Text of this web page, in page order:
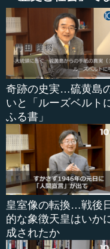
●引退後も求められ
ーシップ
ある時に1回だけ公の
っとした、さまざまな
いることがあったので
ていった時に、何か意
それはともかくとして
ィアヌスのリーダーシ
な資質を知っています
アヌスさま、もう一度
だけませんでしょうか
う一回立ち上がっても
しかし、彼は「私は引
奇跡の史実…硫黄島
いと「ルーズベルト
ふる書」
皇室像の転換…戦後
的な象徴天皇はいか
成されたか